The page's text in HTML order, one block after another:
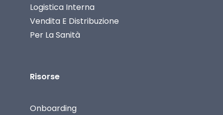
Logistica Interna
Vendita E Distribuzione
Per La Sanità
Risorse
Onboarding